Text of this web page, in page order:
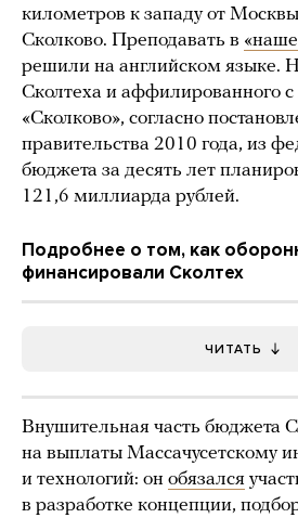
километров к западу от
Сколково. Преподавать в
решили на английском языке.
Сколтеха и аффилированного
«Сколково», согласно
правительства 2010 года, из
бюджета за десять лет
121,6 миллиарда рублей.
Подробнее о том, как
финансировали Сколтех
ЧИТАТЬ
Внушительная часть бюджета
на выплаты Массачусетскому
и технологий: он обязался
в разработке концепции,